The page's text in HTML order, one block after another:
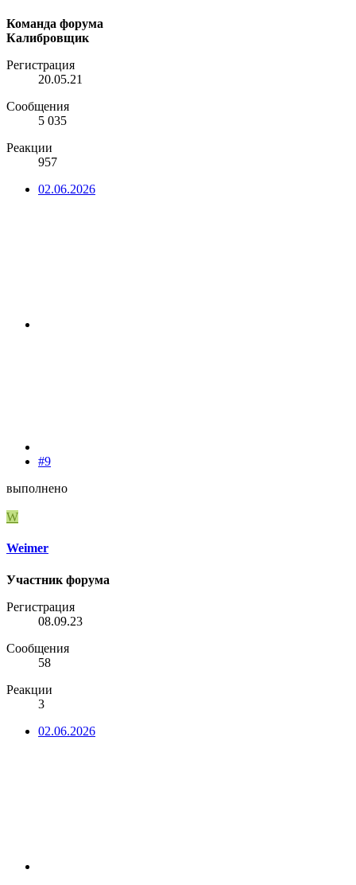
Команда форума
Калибровщик
Регистрация
20.05.21
Сообщения
5 035
Реакции
957
02.06.2026
#9
выполнено
W
Weimer
Участник форума
Регистрация
08.09.23
Сообщения
58
Реакции
3
02.06.2026